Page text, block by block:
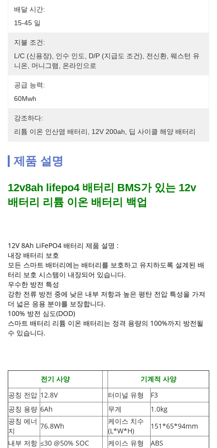
배달 시간:
15-45 일
지불 조건:
L/C (신용장), 인수 인도, D/P (지급도 조건), 전신환, 웨스턴 유
니온, 머니그램, 온라인으로
공급 능력:
60Mwh
강조하다:
리튬 이온 인산염 배터리, 12V 200ah, 딥 사이클 해양 배터리
제품 설명
12v8ah lifepo4 배터리 BMS가 있는 12v
배터리 리튬 이온 배터리 백업
12V 8Ah LiFePO4 배터리 제품 설명 :
내장 배터리 보호
모든 스마트 배터리에는 배터리를 보호하고 유지하도록 설계된 배
터리 보호 시스템이 내장되어 있습니다.
우수한 방전 특성
강한 전류 방전 중에 낮은 내부 저항과 높은 평탄 전압 특성을 가져
더 넓은 응용 분야를 보장합니다.
100% 방전 심도(DOD)
스마트 배터리 리튬 이온 배터리는 정격 용량의 100%까지 방전될
수 있습니다.
전기 사양
기계적 사양
공칭 전압 12.8V 터미널 유형
F3
공칭 용량 6Ah 무게
1.0kg
공칭 에너
지
76.8Wh
케이스 치수
(L*W*H)
151*65*94mm
내부 저항 ≤30 @50% SOC 케이스 유형
ABS